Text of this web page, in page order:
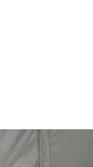
«Runway», всередині
в Дубліні